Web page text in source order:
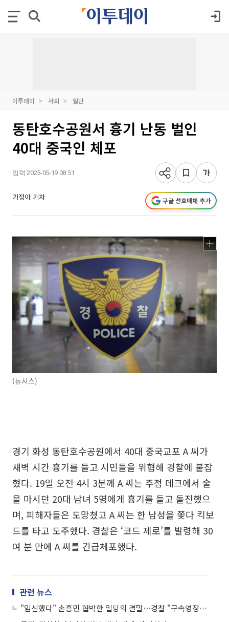
이투데이 사회 일반
동탄호수공원서 흉기 난동 벌인
40대 중국인 체포
입력 2025-05-19 08:51
기정아 기자 구글 선호매체 추가
(뉴시스)
경기 화성 동탄호수공원에서 40대 중국교포 A 씨가
새벽 시간 흉기를 들고 시민들을 위협해 경찰에 붙잡
혔다. 19일 오전 4시 3분께 A 씨는 주점 데크에서 술
을 마시던 20대 남녀 5명에게 흉기를 들고 돌진했으
며, 피해자들은 도망쳤고 A 씨는 한 남성을 쫓다 킥보
드를 타고 도주했다. 경찰은 ‘코드 제로’를 발령해 30
여 분 만에 A 씨를 긴급체포했다.
관련 뉴스
"임신했다" 손흥민 협박한 일당의 결말⋯경찰 "구속영장 신청"